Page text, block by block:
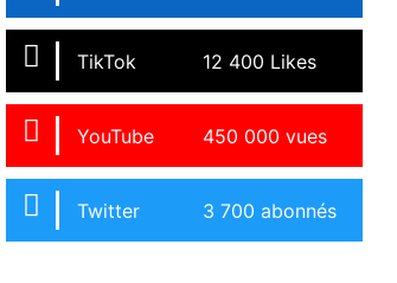
TikTok 12 400 Likes
YouTube 450 000 vues
Twitter 3 700 abonnés